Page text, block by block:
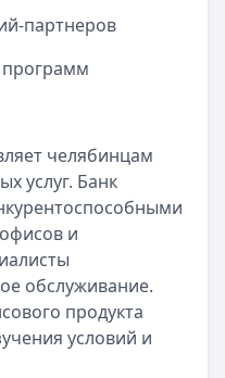
партнеров
челябинцам
услуг. Банк
и
обслуживание.
продукта
условий и